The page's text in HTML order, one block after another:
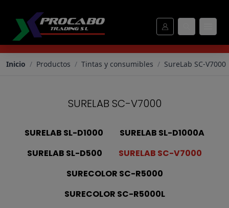
SureLab SC-V7000 - Procabo
Inicio / Productos / Tintas y consumibles / SureLab SC-V7000
SURELAB SC-V7000
SURELAB SL-D1000
SURELAB SL-D1000A
SURELAB SL-D500
SURELAB SC-V7000
SURECOLOR SC-R5000
SURECOLOR SC-R5000L